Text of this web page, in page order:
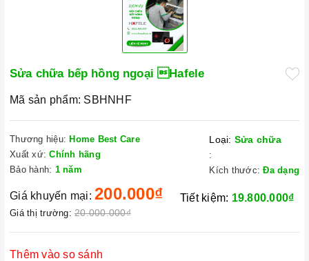
Sửa chữa bếp hồng ngoại Hafele
Mã sản phẩm: SBHNHF
Thương hiệu: Home Best Care
Xuất xứ: Chính hãng
Bảo hành: 1 năm
Loại: Sửa chữa
:
Kích thước: Đa dạng
Giá khuyến mại: 200.000₫
Giá thị trường: 20.000.000₫
Tiết kiệm: 19.800.000₫
Thêm vào so sánh